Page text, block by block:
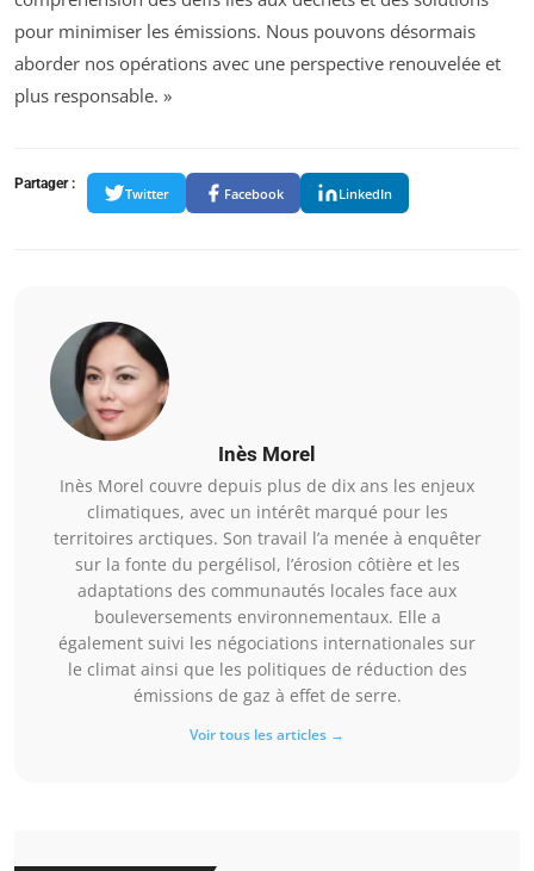
pour minimiser les émissions. Nous pouvons désormais
aborder nos opérations avec une perspective renouvelée et
plus responsable. »
Partager :
Twitter Facebook LinkedIn
Inès Morel
Inès Morel couvre depuis plus de dix ans les enjeux
climatiques, avec un intérêt marqué pour les
territoires arctiques. Son travail l’a menée à enquêter
sur la fonte du pergélisol, l’érosion côtière et les
adaptations des communautés locales face aux
bouleversements environnementaux. Elle a
également suivi les négociations internationales sur
le climat ainsi que les politiques de réduction des
émissions de gaz à effet de serre.
Voir tous les articles →